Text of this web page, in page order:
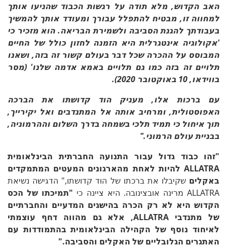
האב הקדוש, מלא תודה על רגשות הכבוד שהניעו אותך
למחווה זו, מבטיח להתפלל עבורך ומעודד אותך להמשיך
בעבודתך להגנת הסביבה ולשמירת הבריאה. הוא מזכיר כי
'אקולוגיה אינטגרלית היא הזמנה לחזון כולל של החיים
המבוסס על ההכרה שכל דבר בעולם קשור זה בזה, ושאנו
תלויים זה בזה כמו גם תלויים באמא אדמה שלנו' (מסר
בווידאו, 10 באוקטובר 2020).
עם ברכות אלו, מעניק הוד קדושתו את הברכה
האפוסטולית, ומרחיב אותה אל המתנדבים ואל יקירייך,
תוך איחול כי תמיד תלכי בשמחה בדרך השלום וההרמוניה,
בבניית עולם הרמוני."
"זהו כבוד גדול עבור התנועה החברתית הבינלאומית
ALLATRA להיות לאחת מהארגונים המעטים המתמקדים
באקליםשקיבלו את ברכתו של הוד קדושתו," הדגישה נשיאת
ALLATRA מרינה אובצינובה. היא ציינה כי
"תמיכתו של הכס
הקדוש היא לא רק הכרה בהישגים המדעיים והחברתיים
של מתנדבי ALLATRA, אלא גם מהווה דחף עוצמתי
לאיחוד נוסף של הקהילה הבינלאומית בהתמודדות עם
האתגרים הגלובליים של האקלים והסביבה."